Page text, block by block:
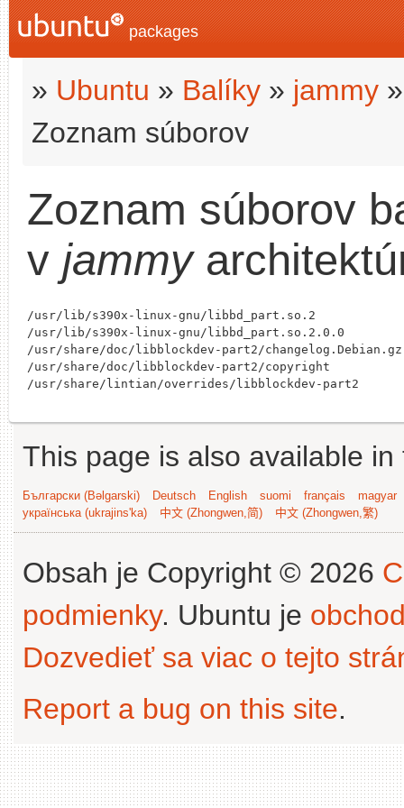
packages
» Ubuntu » Balíky » jammy
Zoznam súborov
Zoznam súborov
v jammy
/usr/lib/s390x-linux-gnu/libbd_part.so.2
/usr/lib/s390x-linux-gnu/libbd_part.so.2.0.0
/usr/share/doc/libblockdev-part2/changelog.Debian.gz
/usr/share/doc/libblockdev-part2/copyright
This page is also available
Български (Bəlgarski) Deutsch English suomi français
magyar
українська (ukrajins'ka)
中文 (Zhongwen,简) 中文 (Zhongwen,繁)
Obsah je Copyright © 2026
podmienky. Ubuntu je
Dozvedieť sa viac o tejto
Report a bug on this site.